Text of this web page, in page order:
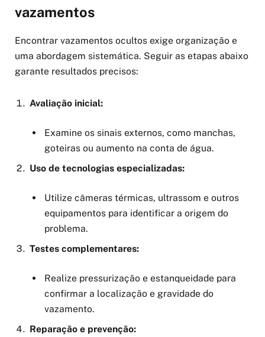
vazamentos
Encontrar vazamentos ocultos exige organização e
uma abordagem sistemática. Seguir as etapas abaixo
garante resultados precisos:
Avaliação inicial:
Examine os sinais externos, como manchas,
goteiras ou aumento na conta de água.
Uso de tecnologias especializadas:
Utilize câmeras térmicas, ultrassom e outros
equipamentos para identificar a origem do
problema.
Testes complementares:
Realize pressurização e estanqueidade para
confirmar a localização e gravidade do
vazamento.
Reparação e prevenção: